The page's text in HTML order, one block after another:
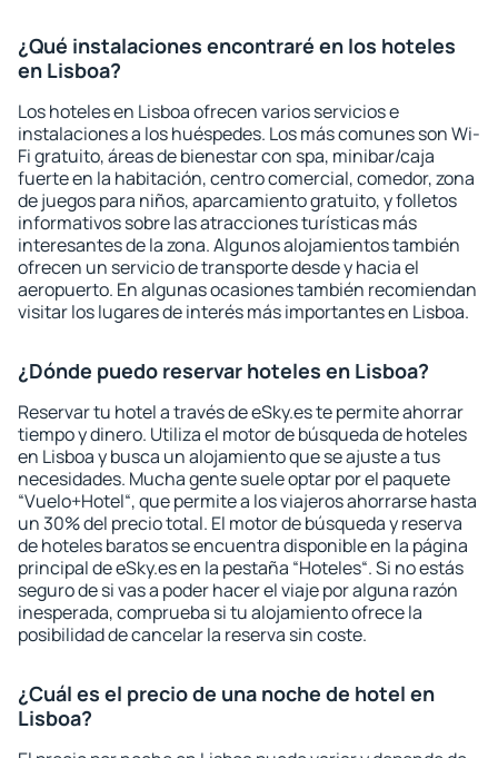
¿Qué instalaciones encontraré en los hoteles
en Lisboa?
Los hoteles en Lisboa ofrecen varios servicios e
instalaciones a los huéspedes. Los más comunes son Wi-
Fi gratuito, áreas de bienestar con spa, minibar/caja
fuerte en la habitación, centro comercial, comedor, zona
de juegos para niños, aparcamiento gratuito, y folletos
informativos sobre las atracciones turísticas más
interesantes de la zona. Algunos alojamientos también
ofrecen un servicio de transporte desde y hacia el
aeropuerto. En algunas ocasiones también recomiendan
visitar los lugares de interés más importantes en Lisboa.
¿Dónde puedo reservar hoteles en Lisboa?
Reservar tu hotel a través de eSky.es te permite ahorrar
tiempo y dinero. Utiliza el motor de búsqueda de hoteles
en Lisboa y busca un alojamiento que se ajuste a tus
necesidades. Mucha gente suele optar por el paquete
“Vuelo+Hotel“, que permite a los viajeros ahorrarse hasta
un 30% del precio total. El motor de búsqueda y reserva
de hoteles baratos se encuentra disponible en la página
principal de eSky.es en la pestaña “Hoteles“. Si no estás
seguro de si vas a poder hacer el viaje por alguna razón
inesperada, comprueba si tu alojamiento ofrece la
posibilidad de cancelar la reserva sin coste.
¿Cuál es el precio de una noche de hotel en
Lisboa?